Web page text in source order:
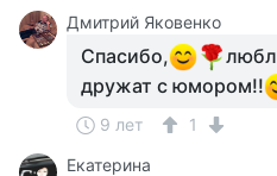
Дмитрий Яковенко
Спасибо,
дружат с юмором!!
9 лет
1
Екатерина